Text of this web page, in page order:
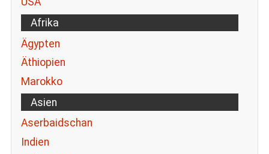
Afrika
Ägypten
Äthiopien
Marokko
Asien
Aserbaidschan
Indien